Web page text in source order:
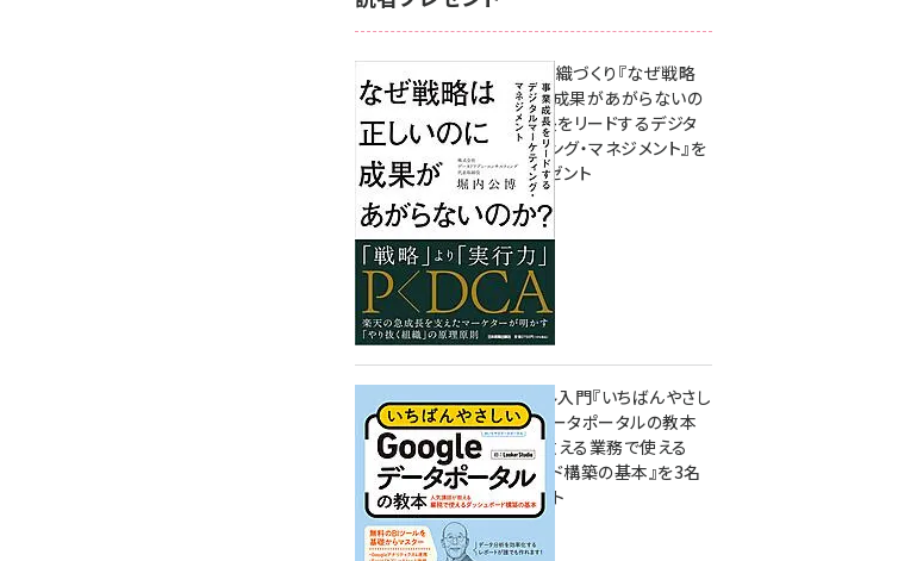
成果を生む組織づくり『なぜ戦略
は正しいのに成果があがらないの
か？ 事業成長をリードするデジタ
ルマーケティング・マネジメント』を
3名様にプレゼント
8月7日 10:00
無料BIツール入門『いちばんやさし
いGoogleデータポータルの教本
人気講師が教える業務で使える
ダッシュボード構築の基本』を3名
様にプレゼント
7月31日 10:00